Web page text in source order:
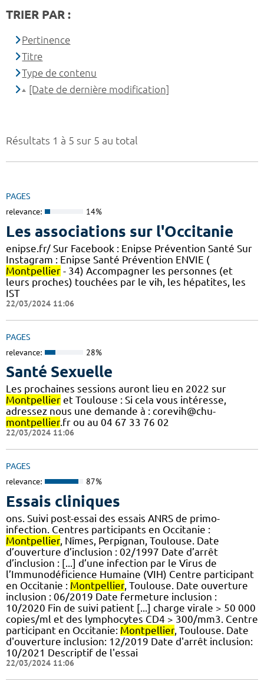
Résultats 1 à 5 sur 5 au total
PAGES
relevance: 14%
Les associations sur l'Occitanie
enipse.fr/ Sur Facebook : Enipse Prévention Santé Sur
Instagram : Enipse Santé Prévention ENVIE (
Montpellier - 34) Accompagner les personnes (et
leurs proches) touchées par le vih, les hépatites, les
IST
22/03/2024 11:06
PAGES
relevance: 28%
Santé Sexuelle
Les prochaines sessions auront lieu en 2022 sur
Montpellier et Toulouse : Si cela vous intéresse,
adressez nous une demande à : corevih@chu-
montpellier.fr ou au 04 67 33 76 02
22/03/2024 11:06
PAGES
relevance: 87%
Essais cliniques
ons. Suivi post-essai des essais ANRS de primo-
infection. Centres participants en Occitanie :
Montpellier, Nîmes, Perpignan, Toulouse. Date
d’ouverture d’inclusion : 02/1997 Date d’arrêt
d’inclusion : [...] d’une infection par le Virus de
l’Immunodéficience Humaine (VIH) Centre participant
en Occitanie : Montpellier, Toulouse. Date ouverture
inclusion : 06/2019 Date fermeture inclusion :
10/2020 Fin de suivi patient [...] charge virale > 50 000
copies/ml et des lymphocytes CD4 > 300/mm3. Centre
participant en Occitanie: Montpellier, Toulouse. Date
d'ouverture inclusion: 12/2019 Date d'arrêt inclusion:
10/2021 Descriptif de l'essai
22/03/2024 11:06
TRIER PAR :
Pertinence
Titre
Type de contenu
[Date de dernière modification]